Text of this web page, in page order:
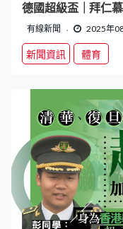
德國超級盃｜拜仁
有線新聞 2025年
新聞資訊 體育